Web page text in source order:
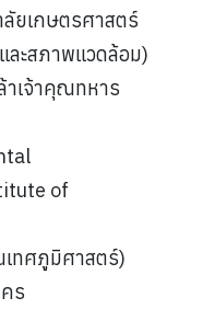
ยเกษตรศาสตร์
ละสภาพแวดล้อม)
าเจ้าคุณทหาร
of
เทศภูมิศาสตร์)
ร